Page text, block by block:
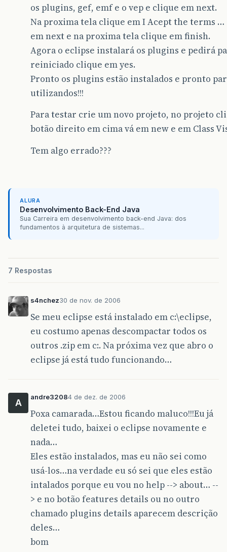
os plugins, gef, emf e o vep e clique em next.
Na proxima tela clique em I Acept the terms
em next e na proxima tela clique em finish.
Agora o eclipse instalará os plugins e pedirá
reiniciado clique em yes.
Pronto os plugins estão instalados e pronto
utilizandos!!!
Para testar crie um novo projeto, no projeto
botão direito em cima vá em new e em Class
Tem algo errado???
ALURA
Desenvolvimento Back-End Java
Sua Carreira em desenvolvimento back-end Java: dos
fundamentos à arquitetura de sistemas...
7 Respostas
s4nchez30 de nov. de 2006
Se meu eclipse está instalado em c:\eclipse,
eu costumo apenas descompactar todos os
outros .zip em c:. Na próxima vez que abro o
eclipse já está tudo funcionando…
A
andre32084 de dez. de 2006
Poxa camarada…Estou ficando maluco!!!Eu já
deletei tudo, baixei o eclipse novamente e
nada…
Eles estão instalados, mas eu não sei como
usá-los…na verdade eu só sei que eles estão
intalados porque eu vou no help --> about… --
> e no botão features details ou no outro
chamado plugins details aparecem descrição
deles…
bom